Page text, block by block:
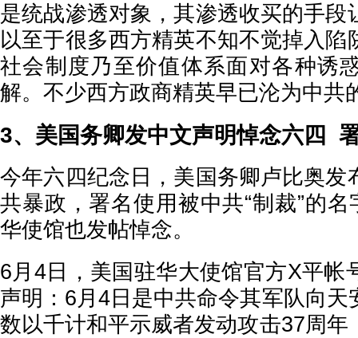
是统战渗透对象，其渗透收买的手段
以至于很多西方精英不知不觉掉入陷
社会制度乃至价值体系面对各种诱
解。不少西方政商精英早已沦为中共
3、美国务卿发中文声明悼念六四
今年六四纪念日，美国务卿卢比奥发
共暴政，署名使用被中共“制裁”的名
华使馆也发帖悼念。
6月4日，美国驻华大使馆官方X平帐
声明：6月4日是中共命令其军队向天
数以千计和平示威者发动攻击37周年